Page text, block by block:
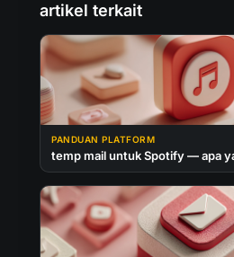
artikel terkait
PANDUAN PLATFORM
temp mail untuk Spotify — apa